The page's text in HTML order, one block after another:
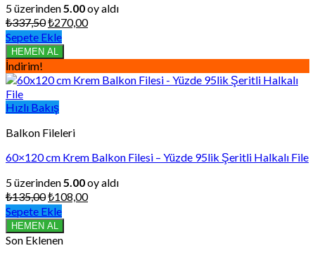
5 üzerinden 5.00oy aldı
₺337,50Orijinal
fiyat:
₺337,50.
₺270,00Şu
₺270,00.
Sepete Ekle
HEMEN AL
İndirim!
Hızlı Bakış
Balkon Fileleri
60×120 cm Krem Balkon Filesi – Yüzde 95lik Şeritli Halkalı File
5 üzerinden 5.00oy aldı
₺135,00Orijinal
fiyat:
₺135,00.
₺108,00Şu
Sepete Ekle
HEMEN AL
Son Eklenen